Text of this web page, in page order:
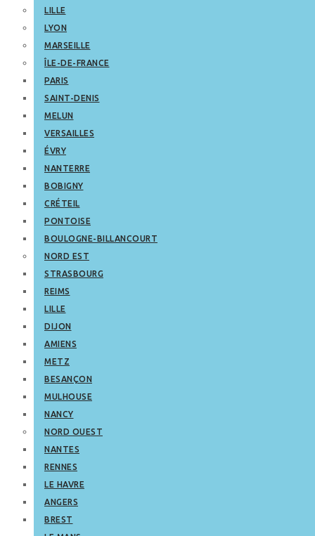
LILLE
LYON
MARSEILLE
ÎLE-DE-FRANCE
PARIS
SAINT-DENIS
MELUN
VERSAILLES
ÉVRY
NANTERRE
BOBIGNY
CRÉTEIL
PONTOISE
BOULOGNE-BILLANCOURT
NORD EST
STRASBOURG
REIMS
LILLE
DIJON
AMIENS
METZ
BESANÇON
MULHOUSE
NANCY
NORD OUEST
NANTES
RENNES
LE HAVRE
ANGERS
BREST